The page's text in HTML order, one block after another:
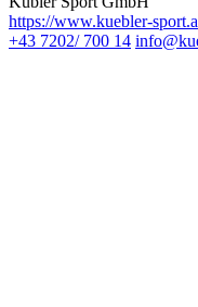
https://www.kuebler-
+43 7202/ 700 14